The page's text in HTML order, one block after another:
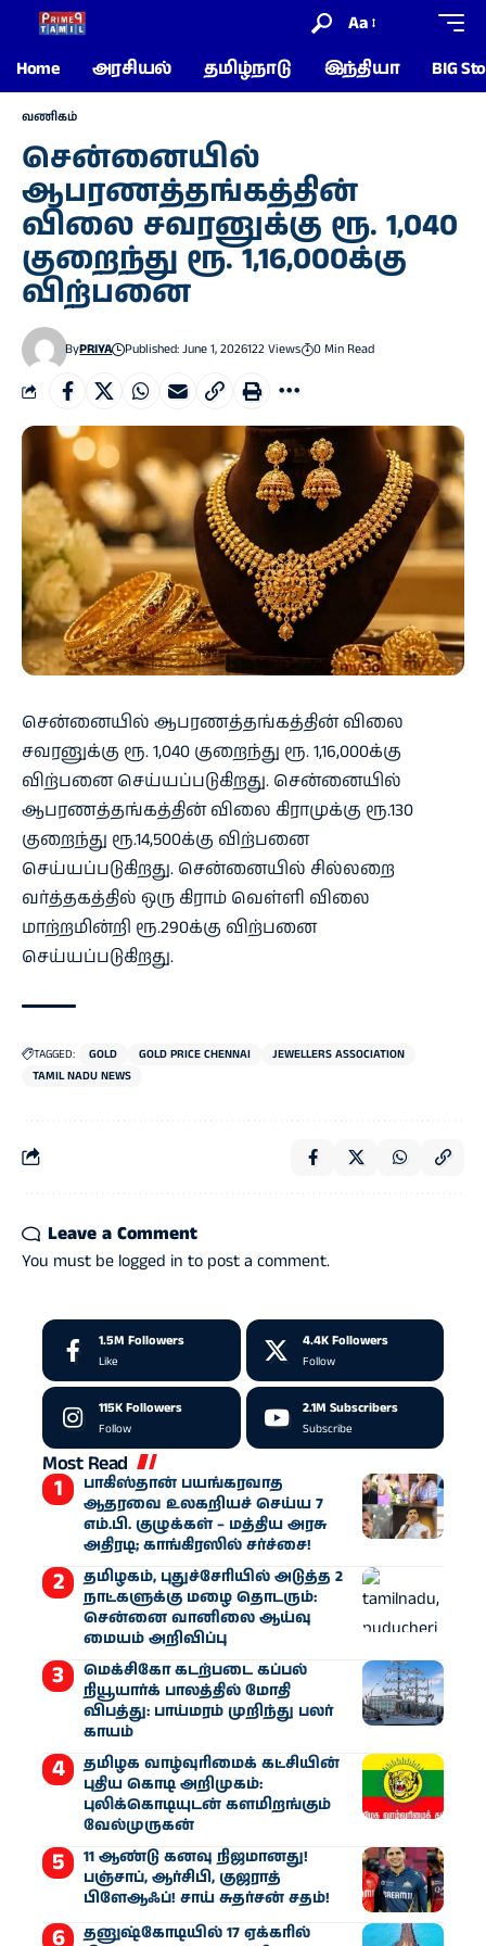
Aa
Home
அரசியல் தமிழ்நாடு இந்தியா BIG
வணிகம்
சென்னையில்
ஆபரணத்தங்கத்தின்
விலை சவரனுக்கு ரூ. 1,040
குறைந்து ரூ. 1,16,000க்கு
விற்பனை
ByPRIYA Published: June 1, 2026122 Views 0 Min Read
சென்னையில் ஆபரணத்தங்கத்தின் விலை
சவரனுக்கு ரூ. 1,040 குறைந்து ரூ. 1,16,000க்கு
விற்பனை செய்யப்படுகிறது. சென்னையில்
ஆபரணத்தங்கத்தின் விலை கிராமுக்கு ரூ.130
குறைந்து ரூ.14,500க்கு விற்பனை
செய்யப்படுகிறது. சென்னையில் சில்லறை
வர்த்தகத்தில் ஒரு கிராம் வெள்ளி விலை
மாற்றமின்றி ரூ.290க்கு விற்பனை
செய்யப்படுகிறது.
TAGGED: GOLD GOLD PRICE CHENNAI
JEWELLERS ASSOCIATION
TAMIL NADU NEWS
Leave a Comment
You must be logged in to post a comment.
1.5M Followers
Like
4.4K Followers
Follow
115KFollowers
Follow
2.1M Subscribers
Subscribe
Most Read
பாகிஸ்தான் பயங்கரவாத
ஆதரவை உலகறியச் செய்ய 7
எம்.பி. குழுக்கள் – மத்திய அரசு
அதிரடி; காங்கிரஸில் சர்ச்சை!
தமிழகம், புதுச்சேரியில் அடுத்த 2
நாட்களுக்கு மழை தொடரும்:
சென்னை வானிலை ஆய்வு
மையம் அறிவிப்பு
மெக்சிகோ கடற்படை கப்பல்
நியூயார்க் பாலத்தில் மோதி
விபத்து: பாய்மரம் முறிந்து பலர்
காயம்
தமிழக வாழ்வுரிமைக் கட்சியின்
புதிய கொடி அறிமுகம்:
புலிக்கொடியுடன் களமிறங்கும்
வேல்முருகன்
11 ஆண்டு கனவு நிஜமானது!
பஞ்சாப், ஆர்சிபி, குஜராத்
பிளேஆஃப்! சாய் சுதர்சன் சதம்!
தனுஷ்கோடியில் 17 ஏக்கரில்